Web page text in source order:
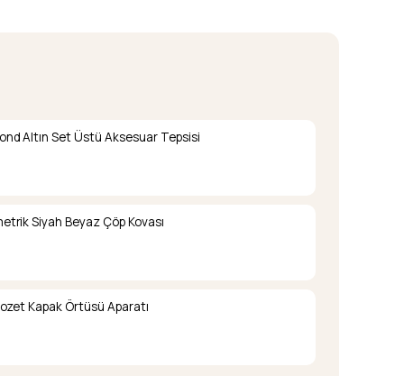
Altın Set Üstü Aksesuar Tepsisi
Siyah Beyaz Çöp Kovası
Kapak Örtüsü Aparatı